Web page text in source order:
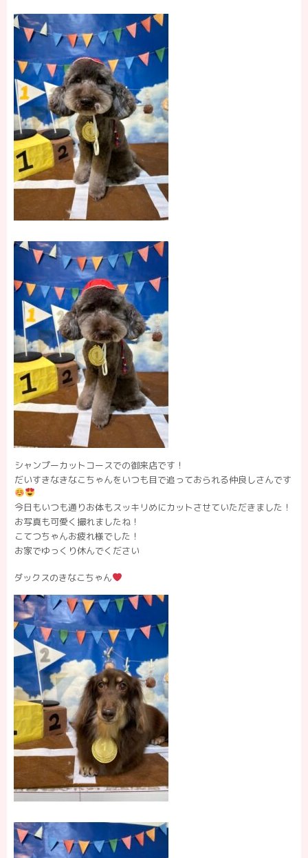
シャンプーカットコースでの御来店です！
だいすきなきなこちゃんをいつも目で追っておられる仲良しさんです
今日もいつも通りお体もスッキリめにカットさせていただきました！
お写真も可愛く撮れましたね！
こてつちゃんお疲れ様でした！
お家でゆっくり休んでください
ダックスのきなこちゃん